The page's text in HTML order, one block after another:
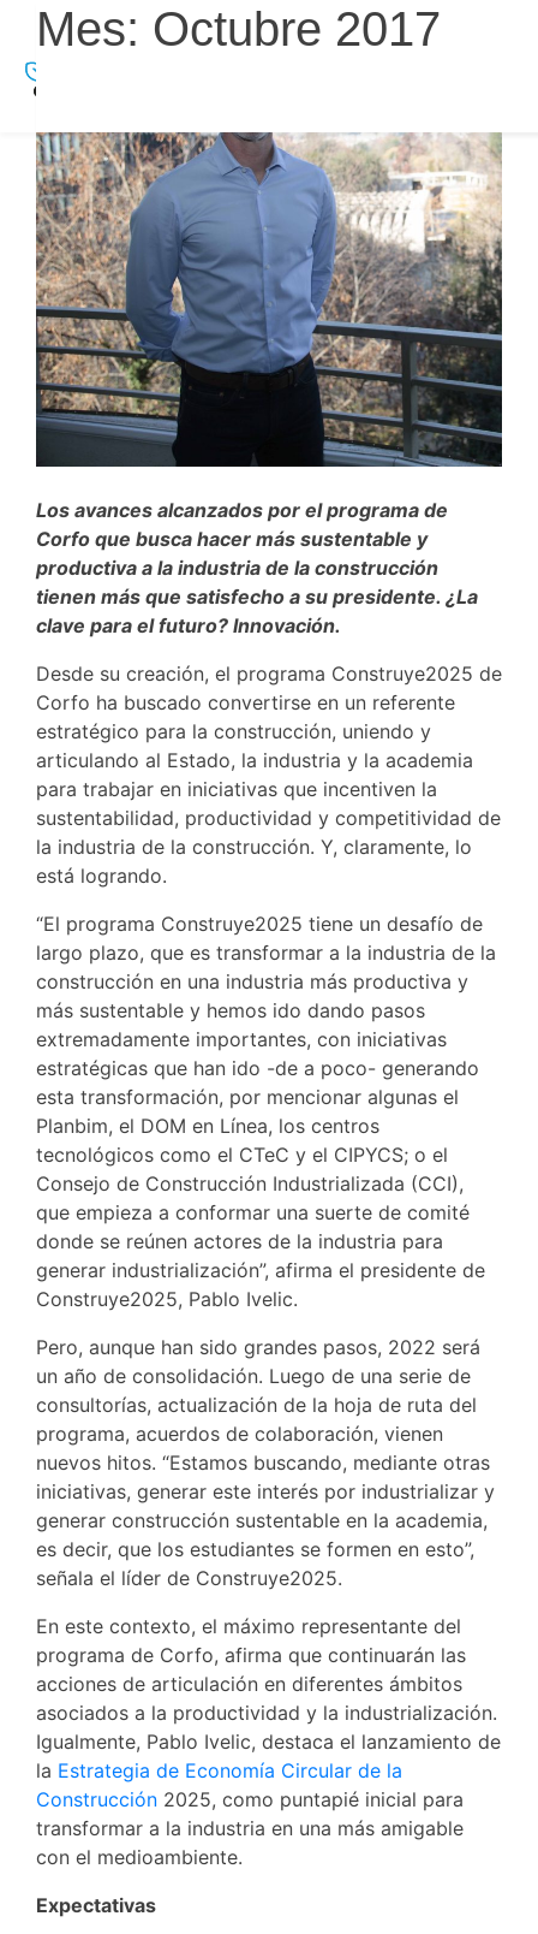
content
Mes: Octubre 2017
Los avances alcanzados por el programa de
Corfo que busca hacer más sustentable y
productiva a la industria de la construcción
tienen más que satisfecho a su presidente. ¿La
clave para el futuro? Innovación.
Desde su creación, el programa Construye2025 de
Corfo ha buscado convertirse en un referente
estratégico para la construcción, uniendo y
articulando al Estado, la industria y la academia
para trabajar en iniciativas que incentiven la
sustentabilidad, productividad y competitividad de
la industria de la construcción. Y, claramente, lo
está logrando.
“El programa Construye2025 tiene un desafío de
largo plazo, que es transformar a la industria de la
construcción en una industria más productiva y
más sustentable y hemos ido dando pasos
extremadamente importantes, con iniciativas
estratégicas que han ido -de a poco- generando
esta transformación, por mencionar algunas el
Planbim, el DOM en Línea, los centros
tecnológicos como el CTeC y el CIPYCS; o el
Consejo de Construcción Industrializada (CCI),
que empieza a conformar una suerte de comité
donde se reúnen actores de la industria para
generar industrialización”, afirma el presidente de
Construye2025, Pablo Ivelic.
Pero, aunque han sido grandes pasos, 2022 será
un año de consolidación. Luego de una serie de
consultorías, actualización de la hoja de ruta del
programa, acuerdos de colaboración, vienen
nuevos hitos. “Estamos buscando, mediante otras
iniciativas, generar este interés por industrializar y
generar construcción sustentable en la academia,
es decir, que los estudiantes se formen en esto”,
señala el líder de Construye2025.
En este contexto, el máximo representante del
programa de Corfo, afirma que continuarán las
acciones de articulación en diferentes ámbitos
asociados a la productividad y la industrialización.
Igualmente, Pablo Ivelic, destaca el lanzamiento de
la Estrategia de Economía Circular de la
Construcción 2025, como puntapié inicial para
transformar a la industria en una más amigable
con el medioambiente.
Expectativas